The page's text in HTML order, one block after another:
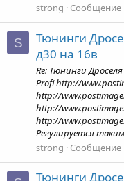
strong
S
Тюнинги
д30 на 16в
Re: Тюнинги
Profi http://
http://
http://
http://
Регулируется
strong
Тюнинги